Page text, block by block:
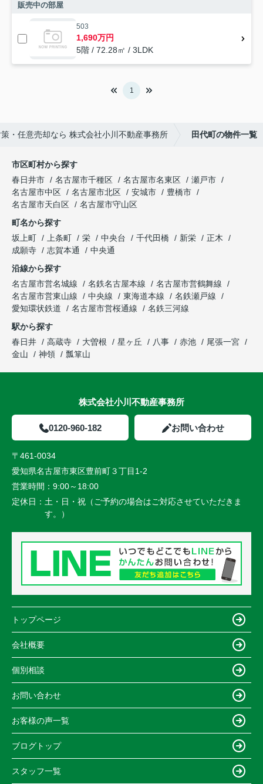
販売中の部屋
503
1,690万円
5階 / 72.28㎡ / 3LDK
1
・任意売却なら 株式会社小川不動産事務所 田代町の物件一覧
市区町村から探す
春日井市
名古屋市千種区 名古屋市名東区
瀬戸市
名古屋市中区
名古屋市北区 安城市
豊橋市
名古屋市天白区
名古屋市守山区
町名から探す
坂上町
上条町 栄 中央台 千代田橋 新栄
正木
成願寺
志賀本通
中央通
沿線から探す
名古屋市営名城線
名鉄名古屋本線
名古屋市営鶴舞線
名古屋市営東山線
中央線 東海道本線
名鉄瀬戸線
愛知環状鉄道
名古屋市営桜通線
名鉄三河線
駅から探す
春日井
高蔵寺 大曽根 星ヶ丘 八事 赤池
尾張一宮
金山
神領 瓢箪山
株式会社小川不動産事務所
0120-960-182 お問い合わせ
〒461-0034
愛知県名古屋市東区豊前町３丁目1-2
営業時間： 9:00～18:00
定休日： 土・日・祝（ご予約の場合はご対応させていただきま
す。）
トップページ
会社概要
個別相談
お問い合わせ
お客様の声一覧
ブログトップ
スタッフ一覧